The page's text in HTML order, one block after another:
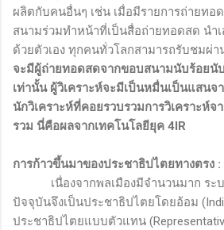
ผลิตกับคนอื่นๆ เช่น เมื่อมีรายการถ่ายท
สนามร่วมทำหน้าที่เป็นสื่อถ่ายทอดสด นำ
ด้วยตัวเอง ทุกคนทั่วโลกสามารถรับชมผ่
จะมีผู้ถ่ายทอดสดจากขอบสนามนับร้อยนั
เท่านั้น ผู้วิเคราะห์จะมีเป็นหมื่นเป็นแสน
นักวิเคราะห์ที่คอยรวบรวมการวิเคราะห์
รวม นี่คือผลจากเทคโนโลยียุค 4IR
การก้าวขึ้นมาของประชาธิปไตยทางตรง :
เนื่องจากพลเมืองมีจำนวนมาก ระบ
ปัจจุบันจึงเป็นประชาธิปไตยโดยอ้อม (
ประชาธิปไตยแบบตัวแทน (